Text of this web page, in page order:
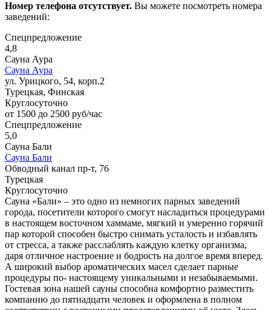
Номер телефона отсутствует. Вы можете посмотреть номера
заведений:
Спецпредложение
4,8
Сауна Аура
Сауна Аура
ул. Урицкого, 54, корп.2
Турецкая, Финская
Круглосуточно
от 1500 до 2500 руб/час
Спецпредложение
5,0
Сауна Бали
Сауна Бали
Обводный канал пр-т, 76
Турецкая
Круглосуточно
Сауна «Бали» – это одно из немногих парных заведений
города, посетители которого смогут насладиться процедурами
в настоящем восточном хаммаме, мягкий и умеренно горячий
пар которой способен быстро снимать усталость и избавлять
от стресса, а также расслаблять каждую клетку организма,
даря отличное настроение и бодрость на долгое время вперед.
А широкий выбор ароматических масел сделает парные
процедуры по- настоящему уникальными и незабываемыми.
Гостевая зона нашей сауны способна комфортно разместить
компанию до пятнадцати человек и оформлена в полном